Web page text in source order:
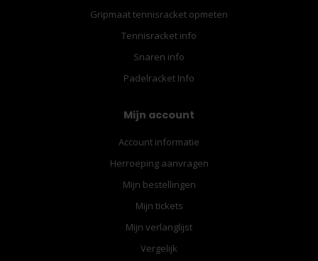
Gripmaat tennisracket opmeten
Tennisracket info
Snaren info
Padelracket Info
Mijn account
Account informatie
Herroeping aanvragen
Mijn bestellingen
Mijn tickets
Mijn verlanglijst
Vergelijk